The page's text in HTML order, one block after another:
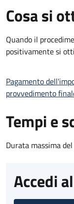
Cosa si
Quando il
positivamente si
Pagamento
provvedimento
Tempi e
Durata massima
Accedi